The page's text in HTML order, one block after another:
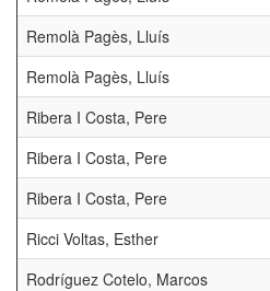
Remolà Pagès, Lluís
Remolà Pagès, Lluís
Ribera I Costa, Pere
Ribera I Costa, Pere
Ribera I Costa, Pere
Ricci Voltas, Esther
Rodríguez Cotelo, Marcos